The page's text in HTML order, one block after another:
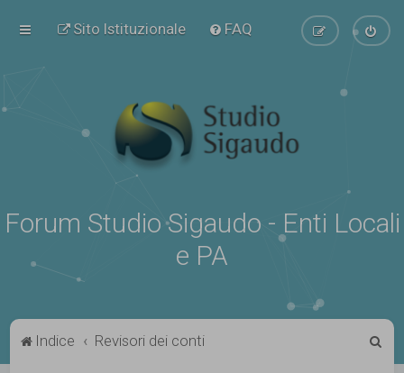
Sito Istituzionale FAQ
Forum Studio Sigaudo - Enti Locali
e PA
Indice Revisori dei conti